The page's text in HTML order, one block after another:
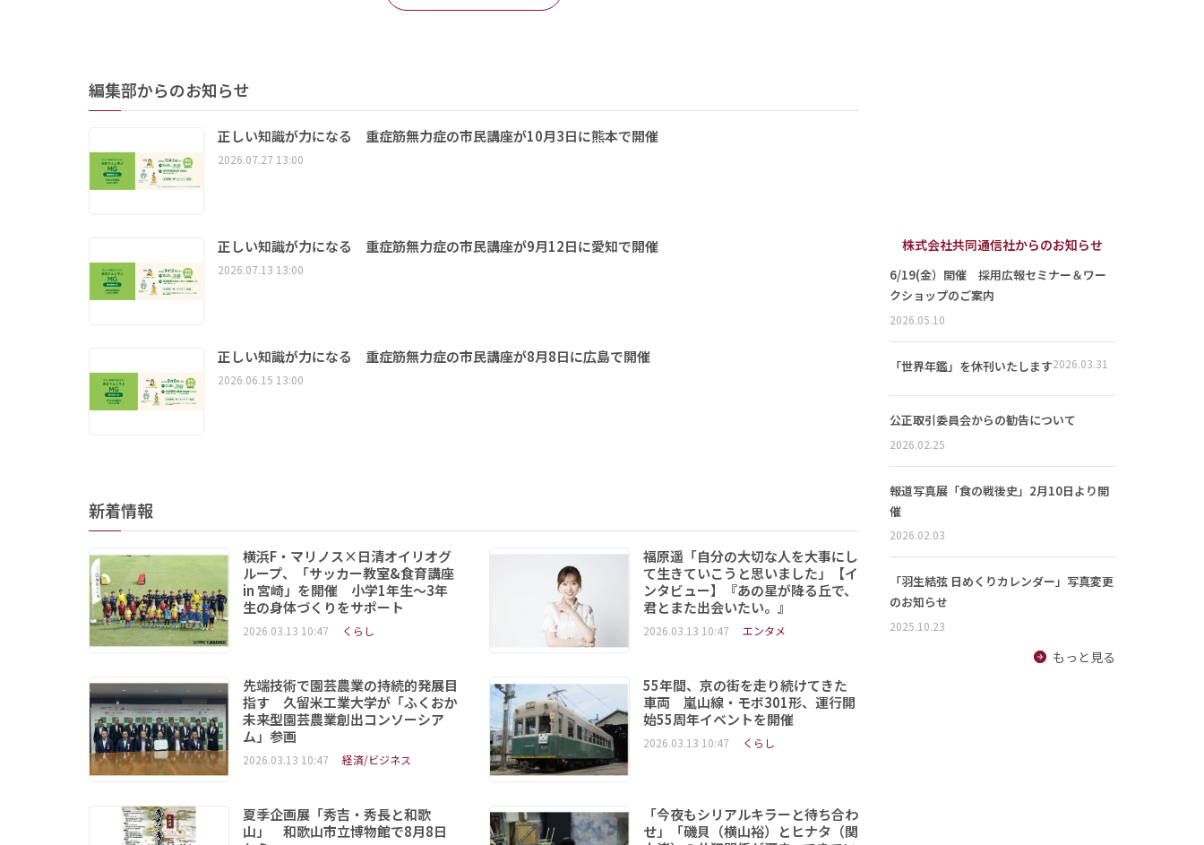
編集部からのお知らせ
正しい知識が力になる 重症筋無力症の市民講座が10月3日に熊本で開催
2026.07.27 13:00
正しい知識が力になる 重症筋無力症の市民講座が9月12日に愛知で開催
2026.07.13 13:00
正しい知識が力になる 重症筋無力症の市民講座が8月8日に広島で開催
2026.06.15 13:00
新着情報
横浜F・マリノス×日清オイリオグ
ループ、「サッカー教室&食育講座
in 宮崎」を開催 小学1年生～3年
生の身体づくりをサポート
2026.03.13 10:47 くらし
福原遥「自分の大切な人を大事にし
て生きていこうと思いました」【イ
ンタビュー】『あの星が降る丘で、
君とまた出会いたい。』
2026.03.13 10:47 エンタメ
先端技術で園芸農業の持続的発展目
指す 久留米工業大学が「ふくおか
未来型園芸農業創出コンソーシア
ム」参画
2026.03.13 10:47 経済/ビジネス
55年間、京の街を走り続けてきた
車両 嵐山線・モボ301形、運行開
始55周年イベントを開催
2026.03.13 10:47 くらし
夏季企画展「秀吉・秀長と和歌
山」 和歌山市立博物館で8月8日
「今夜もシリアルキラーと待ち合わ
せ」「磯貝（横山裕）とヒナタ（関
株式会社共同通信社からのお知らせ
6/19(金）開催 採用広報セミナー＆ワー
クショップのご案内
2026.05.10
「世界年鑑」を休刊いたします2026.03.31
公正取引委員会からの勧告について
2026.02.25
報道写真展「食の戦後史」2月10日より開
催
2026.02.03
「羽生結弦 日めくりカレンダー」写真変更
のお知らせ
2025.10.23
もっと見る